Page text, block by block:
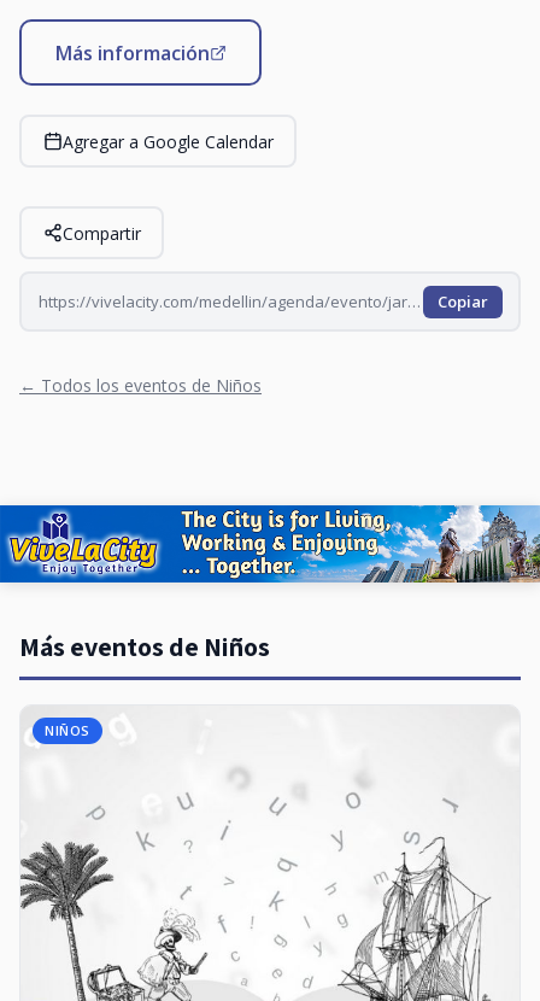
Más información
Agregar a Google Calendar
Compartir
https://vivelacity.com/medellin/agenda/evento/jardin-del-cuento-2026-07-04 Copiar
← Todos los eventos de Niños
Más eventos de Niños
NIÑOS